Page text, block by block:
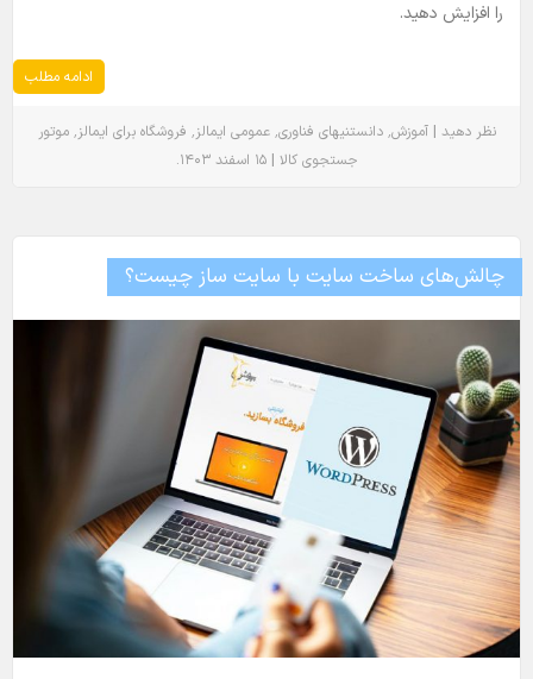
را افزایش دهید.
ادامه مطلب
نظر دهید |آموزش٬ دانستنیهای فناوری٬ عمومی ایمالز٬ فروشگاه برای ایمالز٬ موتور
جستجوی کالا |۱۵ اسفند ۱۴۰۳ .
چالش‌های ساخت سایت با سایت ساز چیست؟